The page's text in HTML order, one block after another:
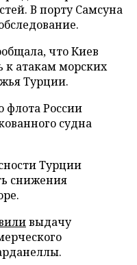
В порту Самсуна
что Киев
к атакам морских
Турции.
флота России
судна
Турции
снижения
выдачу